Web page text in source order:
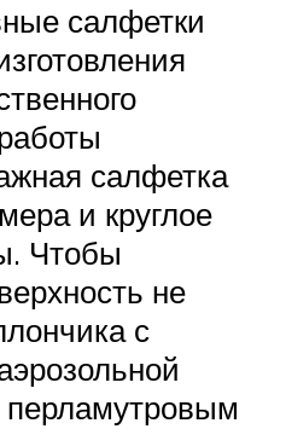
салфетки
салфетка
и круглое
Чтобы
не
с
перламутровым